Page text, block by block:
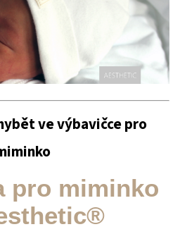
ve výbavičce pro
pro miminko